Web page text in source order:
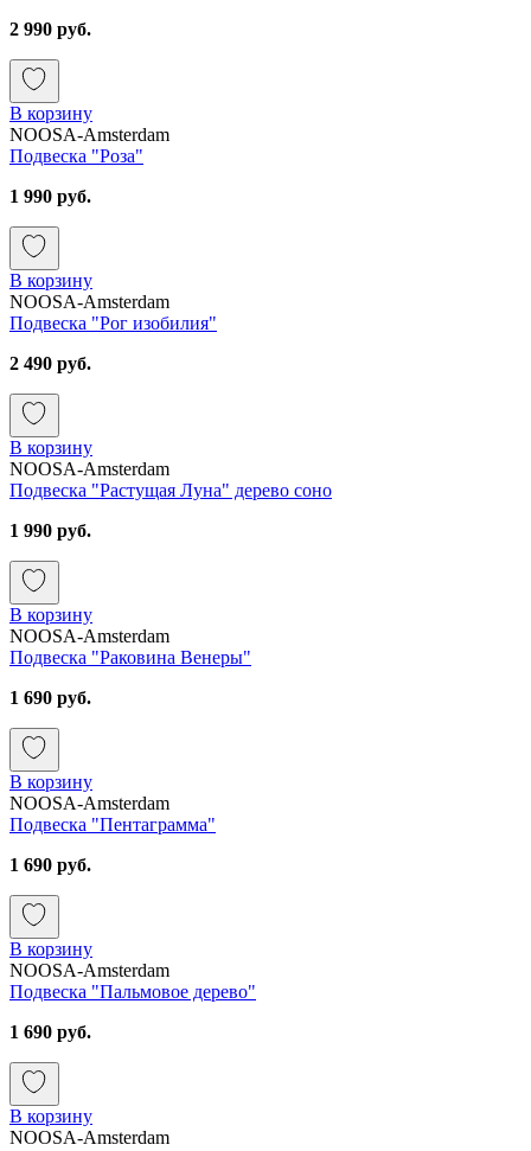
2 990 руб.
В корзину
NOOSA-Amsterdam
Подвеска "Роза"
1 990 руб.
В корзину
NOOSA-Amsterdam
Подвеска "Рог изобилия"
2 490 руб.
В корзину
NOOSA-Amsterdam
Подвеска "Растущая Луна" дерево соно
1 990 руб.
В корзину
NOOSA-Amsterdam
Подвеска "Раковина Венеры"
1 690 руб.
В корзину
NOOSA-Amsterdam
Подвеска "Пентаграмма"
1 690 руб.
В корзину
NOOSA-Amsterdam
Подвеска "Пальмовое дерево"
1 690 руб.
В корзину
NOOSA-Amsterdam